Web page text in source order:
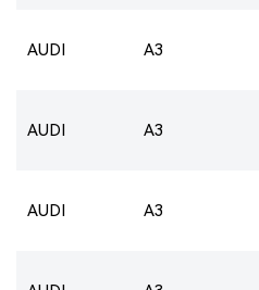
AUDI A3
AUDI A3
AUDI A3